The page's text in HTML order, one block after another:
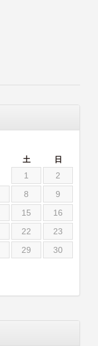
土 日
1
2
8
9
15
16
22
23
29
30